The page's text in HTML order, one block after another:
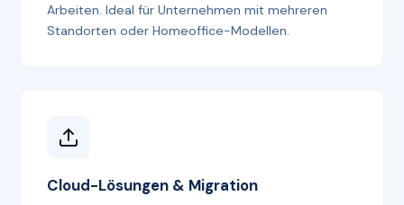
Arbeiten. Ideal für Unternehmen mit mehreren
Standorten oder Homeoffice-Modellen.
Cloud-Lösungen & Migration